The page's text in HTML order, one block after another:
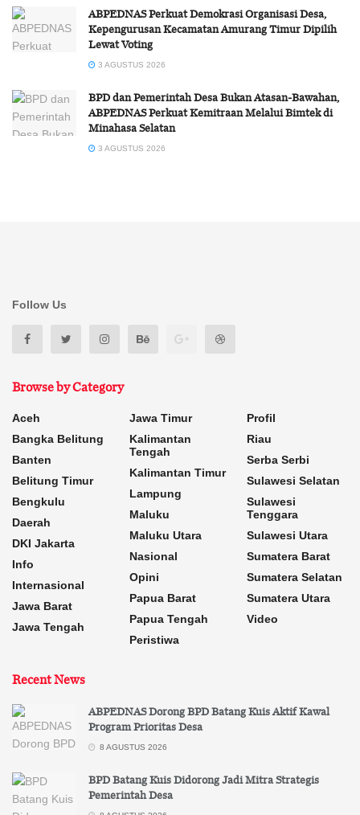
ABPEDNAS Perkuat Demokrasi Organisasi Desa,
Kepengurusan Kecamatan Amurang Timur Dipilih
Lewat Voting
3 AGUSTUS 2026
BPD dan Pemerintah Desa Bukan Atasan-Bawahan,
ABPEDNAS Perkuat Kemitraan Melalui Bimtek di
Minahasa Selatan
3 AGUSTUS 2026
Follow Us
Browse by Category
Aceh
Bangka Belitung
Banten
Belitung Timur
Bengkulu
Daerah
DKI Jakarta
Info
Internasional
Jawa Barat
Jawa Tengah
Jawa Timur
Kalimantan
Tengah
Kalimantan Timur
Lampung
Maluku
Maluku Utara
Nasional
Opini
Papua Barat
Papua Tengah
Peristiwa
Profil
Riau
Serba Serbi
Sulawesi Selatan
Sulawesi
Tenggara
Sulawesi Utara
Sumatera Barat
Sumatera Selatan
Sumatera Utara
Video
Recent News
ABPEDNAS Dorong BPD Batang Kuis Aktif Kawal
Program Prioritas Desa
8 AGUSTUS 2026
BPD Batang Kuis Didorong Jadi Mitra Strategis
Pemerintah Desa